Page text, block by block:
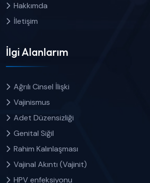
Hakkımda
İletişim
İlgi Alanlarım
Ağrılı Cinsel İlişki
Vajinismus
Adet Düzensizliği
Genital Siğil
Rahim Kalınlaşması
Vajinal Akıntı (Vajinit)
HPV enfeksiyonu